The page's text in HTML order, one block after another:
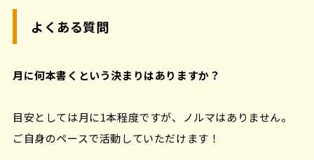
よくある質問
月に何本書くという決まりはありますか？
目安としては月に1本程度ですが、ノルマはありません。
ご自身のペースで活動していただけます！